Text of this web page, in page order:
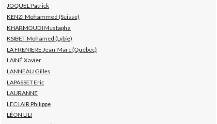
JOQUEL Patrick
KENZI Mohammed (Suisse)
KHARMOUDI Mustapha
KSIBET Mohamed (Lybie)
LA FRENIERE Jean-Marc (Québec)
LAINÉ Xavier
LANNEAU Gilles
LAPASSET Eric
LAURANNE
LECLAIR Philippe
LÉON LILI